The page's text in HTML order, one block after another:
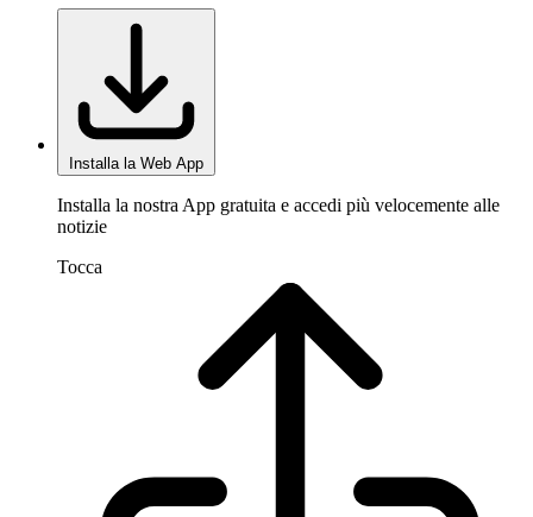
Installa la Web App
Installa la nostra App gratuita e accedi più velocemente alle
notizie
Tocca